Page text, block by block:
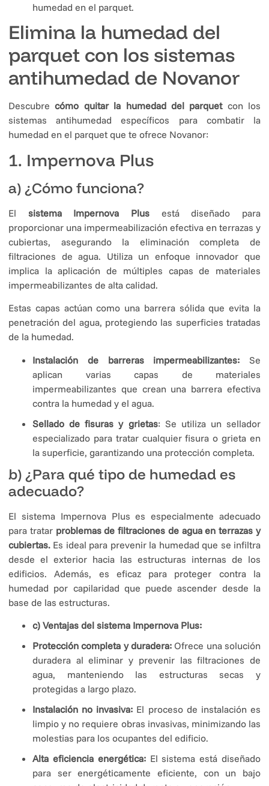
humedad en el parquet.
Elimina la humedad del
parquet con los sistemas
antihumedad de Novanor
Descubrecómo quitar la humedad del parquetcon los
sistemas antihumedad específicos para combatir la
humedad en el parquet que te ofrece Novanor:
1. Impernova Plus
a) ¿Cómo funciona?
El sistema Impernova Plus está diseñado para
proporcionar una impermeabilización efectiva en terrazas y
cubiertas, asegurando la eliminación completa de
filtraciones de agua. Utiliza un enfoque innovador que
implica la aplicación de múltiples capas de materiales
impermeabilizantes de alta calidad.
Estas capas actúan como una barrera sólida que evita la
penetración del agua, protegiendo las superficies tratadas
de la humedad.
Instalación de barreras impermeabilizantes: Se
aplican varias capas de materiales
impermeabilizantes que crean una barrera efectiva
contra la humedad y el agua.
Sellado de fisuras y grietas: Se utiliza un sellador
especializado para tratar cualquier fisura o grieta en
la superficie, garantizando una protección completa.
b) ¿Para qué tipo de humedad es
adecuado?
El sistema Impernova Plus es especialmente adecuado
para tratar problemas de filtraciones de agua en terrazas y
cubiertas. Es ideal para prevenir la humedad que se infiltra
desde el exterior hacia las estructuras internas de los
edificios. Además, es eficaz para proteger contra la
humedad por capilaridad que puede ascender desde la
base de las estructuras.
c) Ventajas del sistema Impernova Plus:
Protección completa y duradera: Ofrece una solución
duradera al eliminar y prevenir las filtraciones de
agua, manteniendo las estructuras secas y
protegidas a largo plazo.
Instalación no invasiva: El proceso de instalación es
limpio y no requiere obras invasivas, minimizando las
molestias para los ocupantes del edificio.
Alta eficiencia energética:El sistema está diseñado
para ser energéticamente eficiente, con un bajo